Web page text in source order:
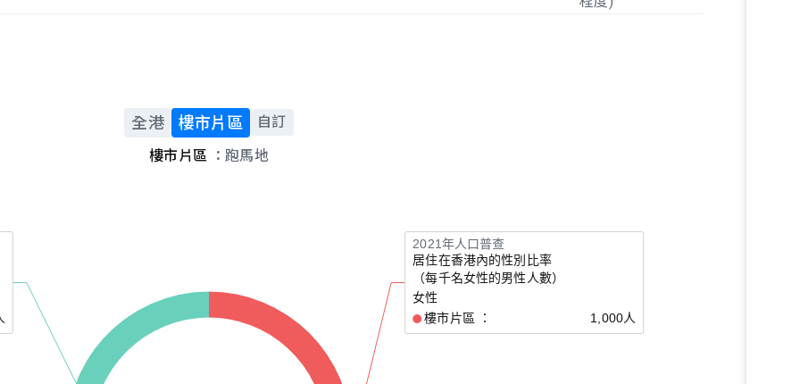
全港 樓市片區
自訂
樓市片區
：跑馬地